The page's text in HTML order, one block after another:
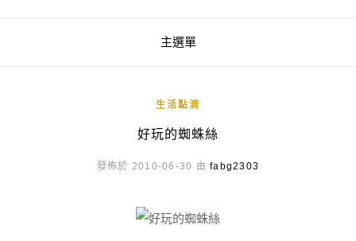
主選單
生活點滴
好玩的蜘蛛絲
發佈於 2010-06-30 由fabg2303